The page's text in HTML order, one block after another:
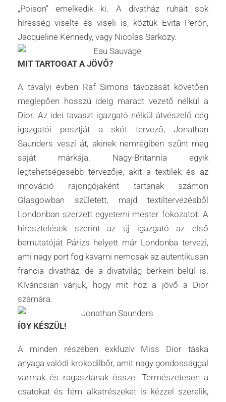
„Poison“ emelkedik ki. A divatház ruháit sok
híresség viselte és viseli is, köztük Evita Perón,
Jacqueline Kennedy, vagy Nicolas Sarkozy.
MIT TARTOGAT A JÖVŐ?
A tavalyi évben Raf Simons távozását követően
meglepően hosszú ideig maradt vezető nélkül a
Dior. Az idei tavaszt igazgató nélkül átvészelő cég
igazgatói posztját a skót tervező, Jonathan
Saunders veszi át, akinek nemrégiben szűnt meg
saját márkája. Nagy-Britannia egyik
legtehetségesebb tervezője, akit a textilek és az
innováció rajongójaként tartanak számon
Glasgowban született, majd textiltervezésből
Londonban szerzett egyetemi mester fokozatot. A
híresztelések szerint az új igazgató az első
bemutatóját Párizs helyett már Londonba tervezi,
ami nagy port fog kavarni nemcsak az autentikusan
francia divatház, de a divatvilág berkein belül is.
Kíváncsian várjuk, hogy mit hoz a jövő a Dior
számára.
ÍGY KÉSZÜL!
A minden részében exkluzív Miss Dior táska
anyaga valódi krokodilbőr, amit nagy gondossággal
varrnak és ragasztanak össze. Természetesen a
csatokat és fém alkatrészeket is kézzel szerelik,